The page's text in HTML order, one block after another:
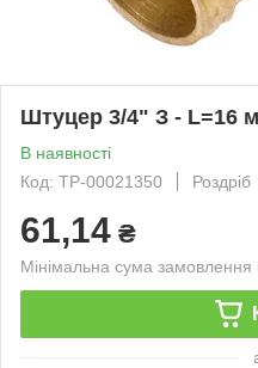
Штуцер 3/4" З - L=16
В наявності
Код: ТР-00021350
Роздріб
61,14 ₴
Мінімальна сума